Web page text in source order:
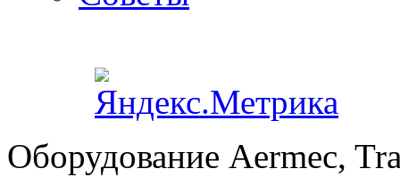
Оборудование Aermec,